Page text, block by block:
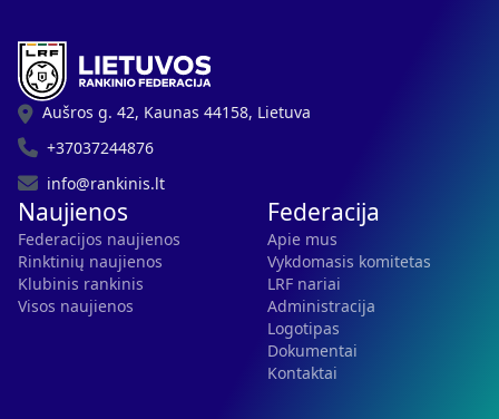
Aušros g. 42, Kaunas 44158, Lietuva
+37037244876
info@rankinis.lt
Naujienos
Federacijos naujienos
Rinktinių naujienos
Klubinis rankinis
Visos naujienos
Federacija
Apie mus
Vykdomasis komitetas
LRF nariai
Administracija
Logotipas
Dokumentai
Kontaktai